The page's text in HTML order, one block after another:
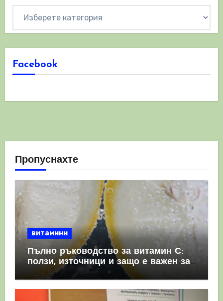
Facebook
Пропуснахте
витамини
Пълно ръководство за витамин С:
ползи, източници и защо е важен за
имунната система